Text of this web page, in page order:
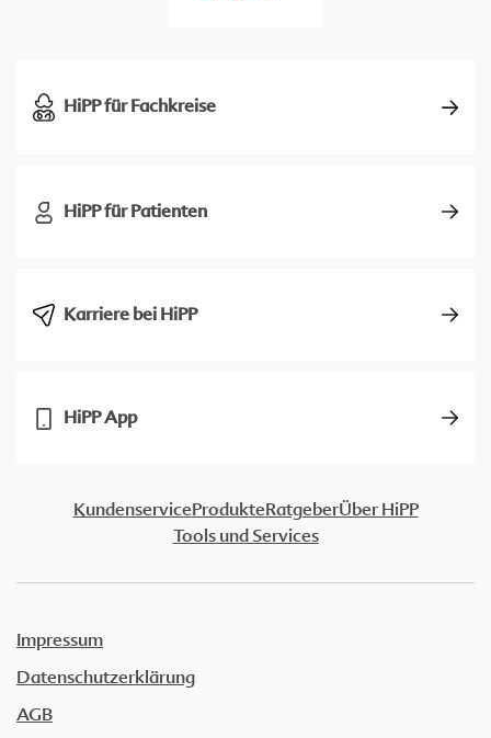
HiPP für Fachkreise
HiPP für Patienten
Karriere bei HiPP
HiPP App
KundenserviceProdukteRatgeberÜber HiPP
Tools und Services
Impressum
Datenschutzerklärung
AGB